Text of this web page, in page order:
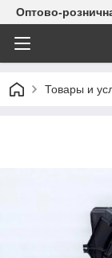
Оптово-
Товары и